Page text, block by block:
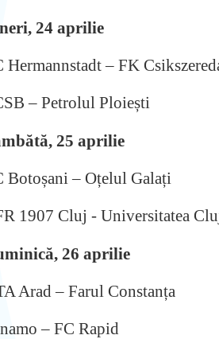
24 aprilie
Hermannstadt – FK
– Petrolul Ploiești
25 aprilie
Botoșani – Oțelul Galați
1907 Cluj - Universitatea
26 aprilie
Arad – Farul Constanța
– FC Rapid